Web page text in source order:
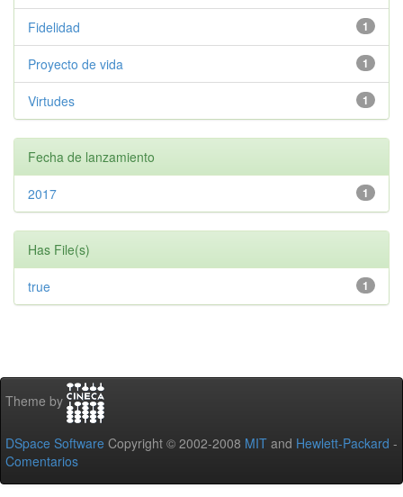
1
Fidelidad
1
Proyecto de vida
1
Virtudes
Fecha de lanzamiento
1
2017
Has File(s)
1
true
Theme by
DSpace Software Copyright © 2002-2008 MIT and Hewlett-Packard -
Comentarios